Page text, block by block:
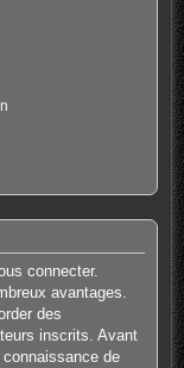
connecter.
avantages.
des
inscrits. Avant
de